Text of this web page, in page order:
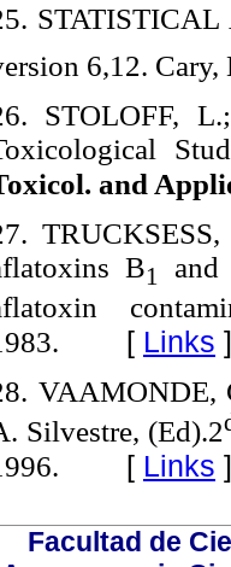
6,12. Cary,
STOLOFF,
and
B1
[ Links ]
Silvestre, (Ed).2
[ Links ]
Facultad de